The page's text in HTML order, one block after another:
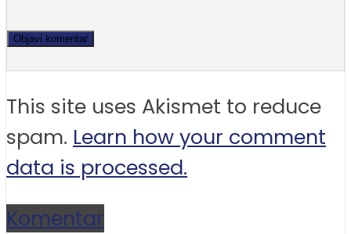
This site uses Akismet to reduce
spam. Learn how your comment
data is processed.
Komentar